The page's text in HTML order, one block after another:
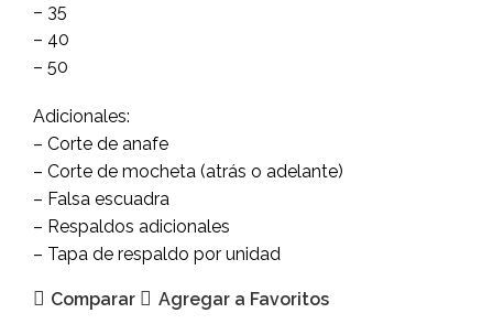
– 35
– 40
– 50
Adicionales:
– Corte de anafe
– Corte de mocheta (atrás o adelante)
– Falsa escuadra
– Respaldos adicionales
– Tapa de respaldo por unidad
Comparar Agregar a Favoritos